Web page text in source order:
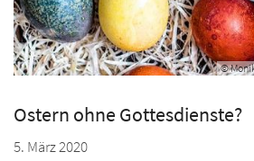
©
Ostern ohne Gottesdienste?
5. März 2020